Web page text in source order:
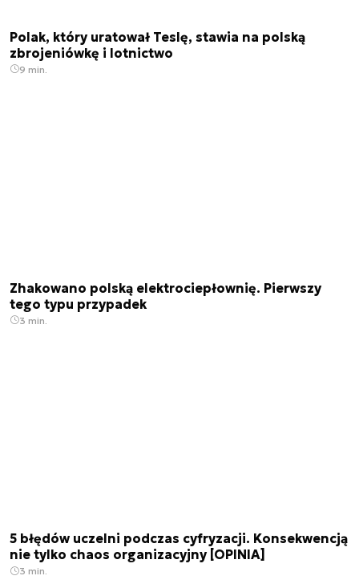
Polak, który uratował Teslę, stawia na polską
zbrojeniówkę i lotnictwo
9 min.
Zhakowano polską elektrociepłownię. Pierwszy
tego typu przypadek
3 min.
5 błędów uczelni podczas cyfryzacji. Konsekwencją
nie tylko chaos organizacyjny [OPINIA]
3 min.